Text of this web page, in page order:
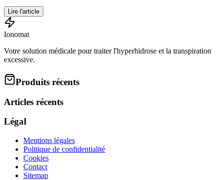
Lire l'article
Ionomat
Votre solution médicale pour traiter l'hyperhidrose et la transpiration
excessive.
Produits récents
Articles récents
Légal
Mentions légales
Politique de confidentialité
Cookies
Contact
Sitemap